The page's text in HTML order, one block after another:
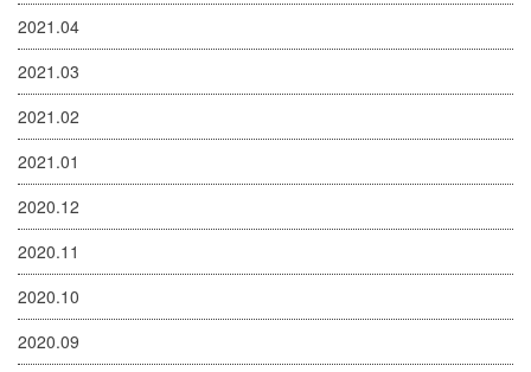
2021.04
2021.03
2021.02
2021.01
2020.12
2020.11
2020.10
2020.09